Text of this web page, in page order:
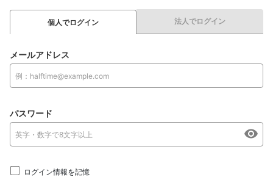
個人でログイン 法人でログイン
メールアドレス
パスワード
ログイン情報を記憶